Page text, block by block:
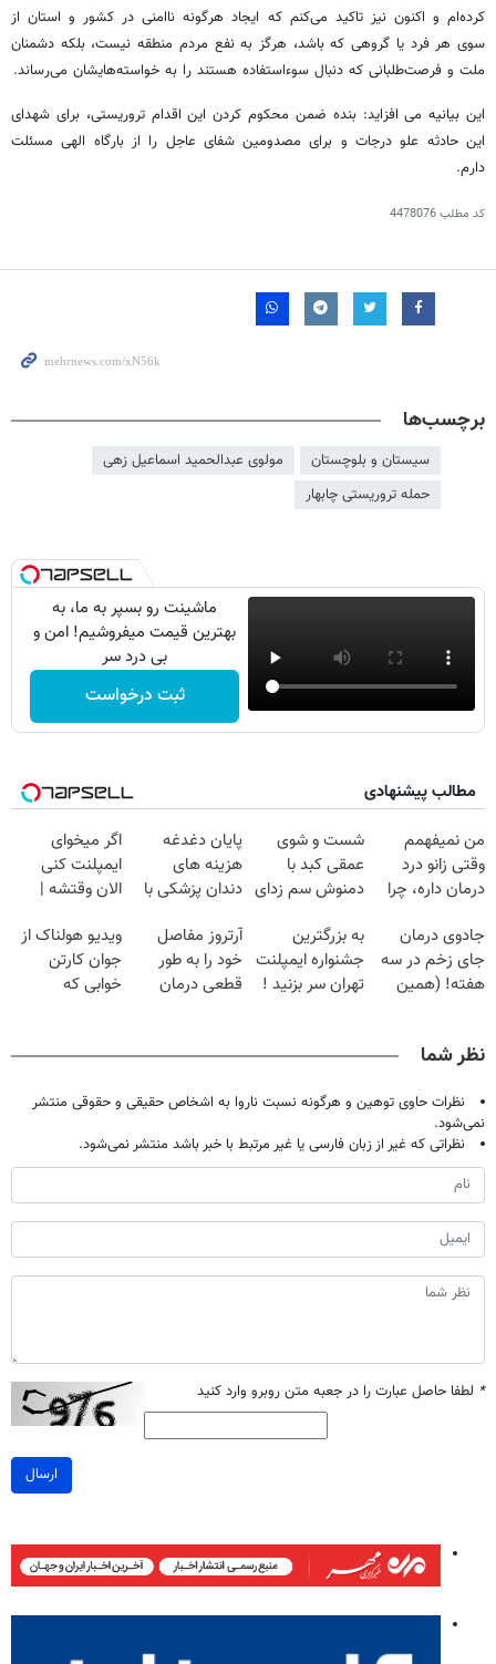
کرده‌ام و اکنون نیز تاکید می‌کنم که ایجاد هرگونه ناامنی در کشور و استان از
سوی هر فرد یا گروهی که باشد، هرگز به نفع مردم منطقه نیست، بلکه دشمنان
ملت و فرصت‌طلبانی که دنبال سوءاستفاده هستند را به خواسته‌هایشان می‌رساند.
این بیانیه می افزاید: بنده ضمن محکوم کردن این اقدام تروریستی، برای شهدای
این حادثه علو درجات و برای مصدومین شفای عاجل را از بارگاه الهی مسئلت
دارم.
کد مطلب4478076
برچسب‌ها
سیستان و بلوچستان
مولوی عبدالحمید اسماعیل زهی
حمله تروریستی چابهار
ماشینت رو بسپر به ما، به
بهترین قیمت میفروشیم! امن و
بی درد سر
ثبت درخواست
مطالب پیشنهادی
من نمیفهمم
وقتی زانو درد
درمان داره، چرا
تحمل میکنی؟❗
شست و شوی
عمقی کبد با
دمنوش سم زدای
پایان دغدغه
هزینه های
دندان پزشکی با
خانگی
اگر میخوای
ایمپلنت کنی
الان وقتشه |
میلیون تومان!!!
جادوی درمان
جای زخم در سه
هفته! (همین
به بزرگترین
جشنواره ایمپلنت
تهران سر بزنید !
آرتروز مفاصل
خود را به طور
قطعی درمان
ویدیو هولناک از
جوان کارتن
خوابی که
نظر شما
نظرات حاوی توهین و هرگونه نسبت ناروا به اشخاص حقیقی و حقوقی منتشر
نمی‌شود.
نظراتی که غیر از زبان فارسی یا غیر مرتبط با خبر باشد منتشر نمی‌شود.
* لطفا حاصل عبارت را در جعبه متن روبرو وارد کنید
ارسال